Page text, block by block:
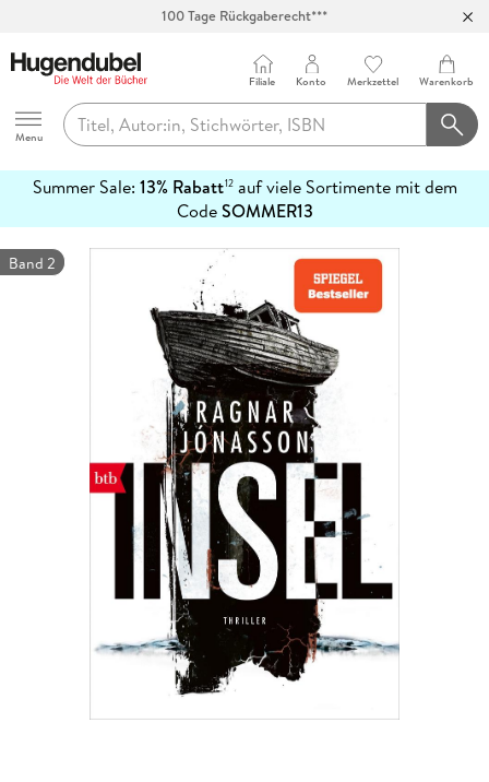
100 Tage Rückgaberecht***
Hugendubel
Menu
Filiale Konto Merkzettel Warenkorb
Summer Sale: 13% Rabatt12auf viele Sortimente mit dem
CodeSOMMER13
erfahren
Band 2